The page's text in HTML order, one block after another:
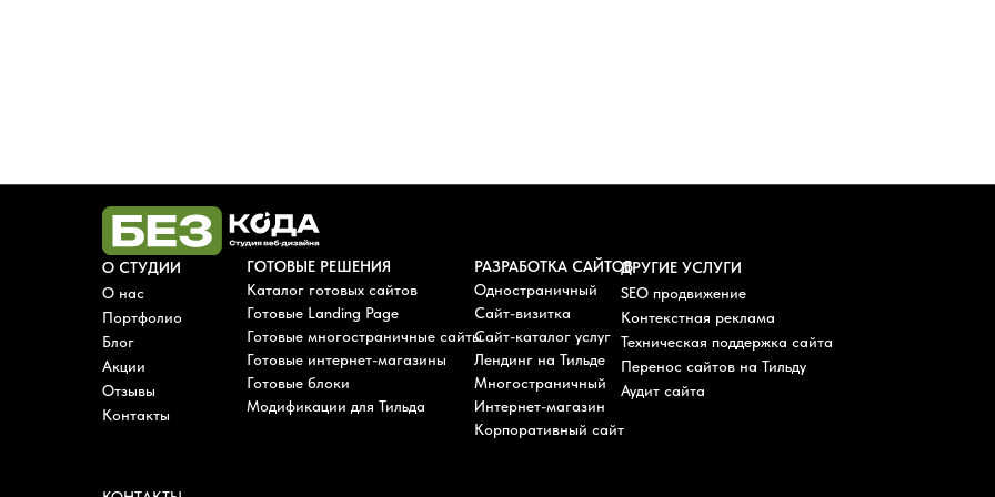
О СТУДИИ
О нас
Портфолио
Блог
Акции
Отзывы
Контакты
ГОТОВЫЕ РЕШЕНИЯ
Каталог готовых сайтов
Готовые Landing Page
Готовые многостраничные сайты
Готовые интернет-магазины
Готовые блоки
Модификации для Тильда
РАЗРАБОТКА САЙТОВ
Одностраничный
Сайт-визитка
Сайт-каталог услуг
Лендинг на Тильде
Многостраничный
Интернет-магазин
Корпоративный сайт
ДРУГИЕ УСЛУГИ
SEO продвижение
Контекстная реклама
Техническая поддержка сайта
Перенос сайтов на Тильду
Аудит сайта